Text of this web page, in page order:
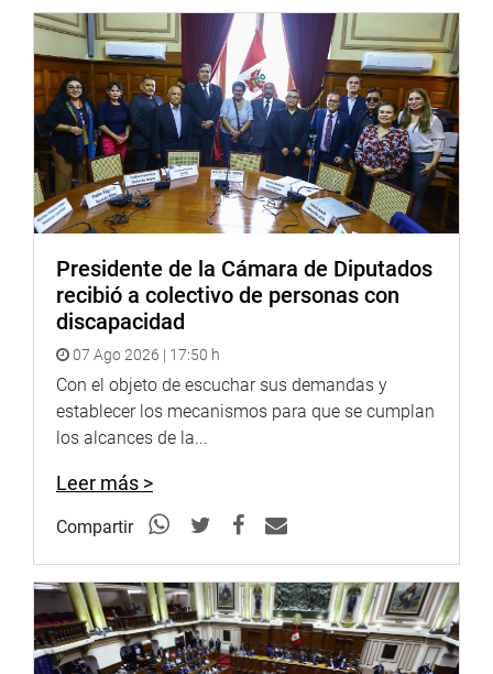
PRENSA CONGRESO
Presidente de la Cámara de Diputados
recibió a colectivo de personas con
discapacidad
07 Ago 2026 | 17:50 h
Con el objeto de escuchar sus demandas y
establecer los mecanismos para que se cumplan
los alcances de la...
Leer más >
Compartir